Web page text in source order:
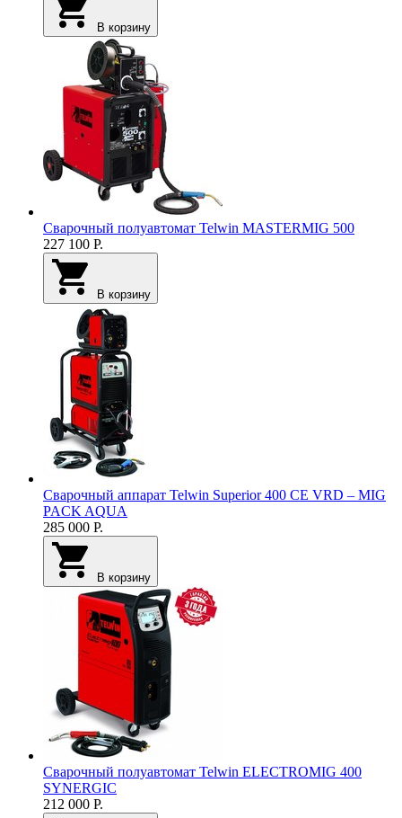
В корзину
Сварочный полуавтомат Telwin MASTERMIG 500
227 100 Р.
В корзину
Сварочный аппарат Telwin Superior 400 CE VRD – MIG
PACK AQUA
285 000 Р.
В корзину
Сварочный полуавтомат Telwin ELECTROMIG 400
SYNERGIC
212 000 Р.